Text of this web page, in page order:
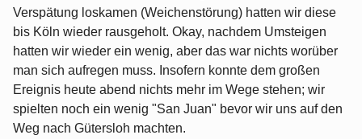
Verspätung loskamen (Weichenstörung) hatten wir diese
bis Köln wieder rausgeholt. Okay, nachdem Umsteigen
hatten wir wieder ein wenig, aber das war nichts worüber
man sich aufregen muss. Insofern konnte dem großen
Ereignis heute abend nichts mehr im Wege stehen; wir
spielten noch ein wenig "San Juan" bevor wir uns auf den
Weg nach Gütersloh machten.